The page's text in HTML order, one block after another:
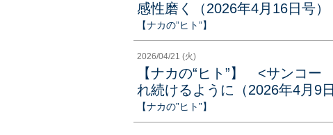
感性磨く（2026年4月16日号）
【ナカの”ヒト”】
2026/04/21 (火)
【ナカの“ヒト”】 <サンコ
れ続けるように（2026年4月9日
【ナカの”ヒト”】